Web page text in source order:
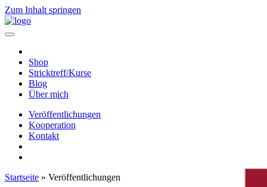
Zum Inhalt springen
Hauptnavigation
Shop
Stricktreff/Kurse
Blog
Über mich
Veröffentlichungen
Kooperation
Kontakt
Startseite » Veröffentlichungen